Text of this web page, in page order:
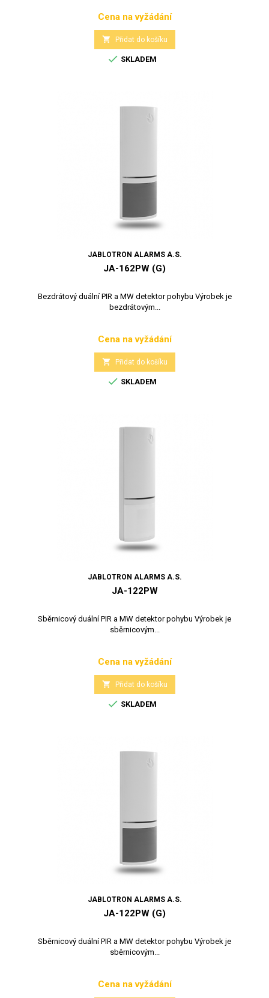
Cena
Cena na vyžádání
 Přidat do košíku
 SKLADEM
JABLOTRON ALARMS A.S.
JA-162PW (G)
Bezdrátový duální PIR a MW detektor pohybu Výrobek je
bezdrátovým...
Cena
Cena na vyžádání
 Přidat do košíku
 SKLADEM
JABLOTRON ALARMS A.S.
JA-122PW
Sběrnicový duální PIR a MW detektor pohybu Výrobek je
sběrnicovým...
Cena
Cena na vyžádání
 Přidat do košíku
 SKLADEM
JABLOTRON ALARMS A.S.
JA-122PW (G)
Sběrnicový duální PIR a MW detektor pohybu Výrobek je
sběrnicovým...
Cena
Cena na vyžádání